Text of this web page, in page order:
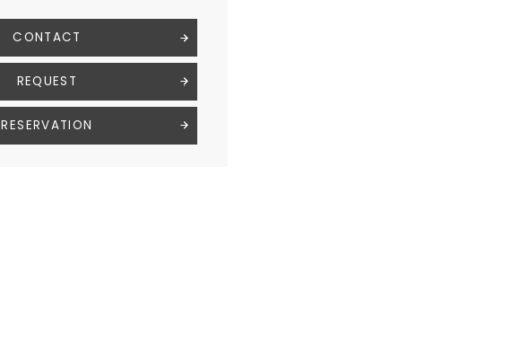
CONTACT
REQUEST
RESERVATION